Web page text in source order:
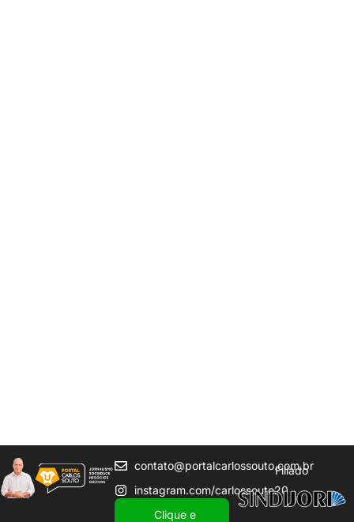
contato@portalcarlossouto.com.br
instagram.com/carlossouto20
Clique e
Filiado